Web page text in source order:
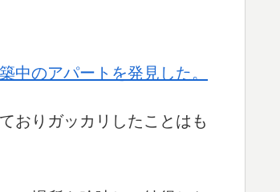
中のアパートを発見した。
おりガッカリしたことはも